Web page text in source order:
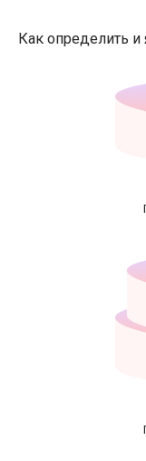
Как определить и